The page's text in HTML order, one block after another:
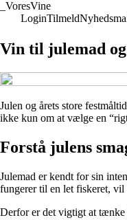
VoresVine
LoginTilmeld
Vin til julemad
Julen og årets store
ikke kun om at vælge en
Forstå julens
Julemad er kendt for sin
fungerer til en let fiskeret,
Derfor er det vigtigt at tænke